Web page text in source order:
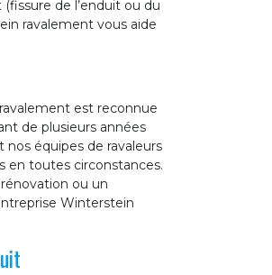
de l’enduit ou du
ravalement vous aide
est reconnue
de plusieurs années
équipes de ravaleurs
en toutes circonstances.
ou un
Winterstein